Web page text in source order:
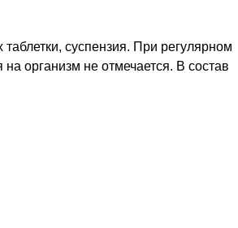
суспензия. При регулярном
организм не отмечается. В состав